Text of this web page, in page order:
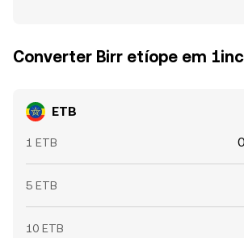
Converter Birr etíope em
ETB
1 ETB
5 ETB
10 ETB